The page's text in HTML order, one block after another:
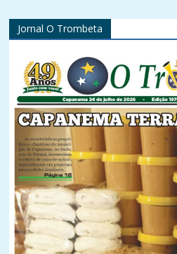
Jornal O Trombeta